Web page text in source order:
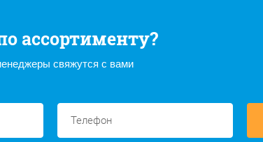
ассортименту?
свяжутся с вами